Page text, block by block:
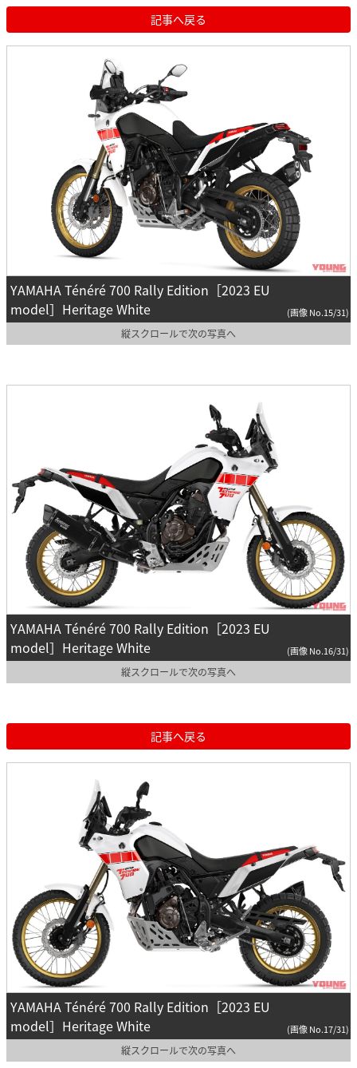
記事へ戻る
YAMAHA Ténéré 700 Rally Edition［2023 EU
model］Heritage White
(画像 No.15/31)
縦スクロールで次の写真へ
YAMAHA Ténéré 700 Rally Edition［2023 EU
model］Heritage White
(画像 No.16/31)
縦スクロールで次の写真へ
記事へ戻る
YAMAHA Ténéré 700 Rally Edition［2023 EU
model］Heritage White
(画像 No.17/31)
縦スクロールで次の写真へ